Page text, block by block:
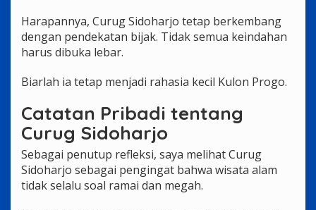
Harapannya, Curug Sidoharjo tetap berkembang
dengan pendekatan bijak. Tidak semua keindahan
harus dibuka lebar.
Biarlah ia tetap menjadi rahasia kecil Kulon Progo.
Catatan Pribadi tentang
Curug Sidoharjo
Sebagai penutup refleksi, saya melihat Curug
Sidoharjo sebagai pengingat bahwa wisata alam
tidak selalu soal ramai dan megah.